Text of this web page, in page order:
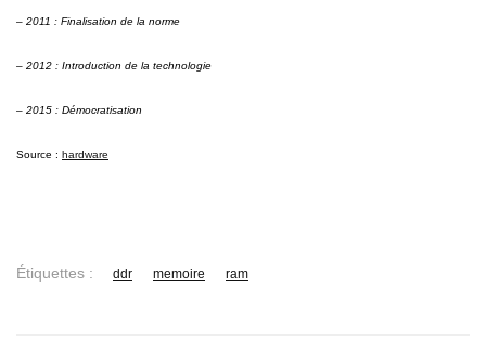
– 2011 : Finalisation de la norme
– 2012 : Introduction de la technologie
– 2015 : Démocratisation
Source : hardware
Étiquettes : ddr memoire ram